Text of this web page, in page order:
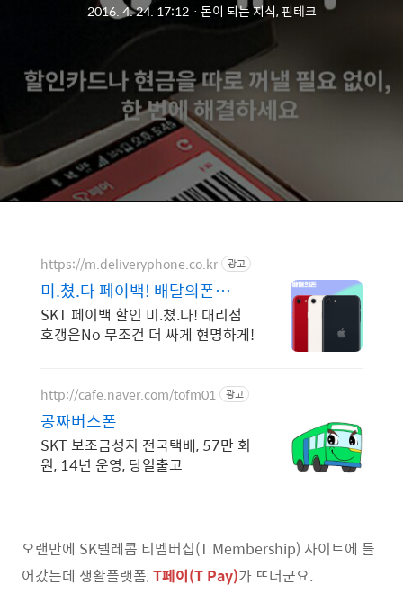
2016. 4. 24. 17:12ㆍ 돈이 되는 지식, 핀테크
https://m.deliveryphone.co.kr 광고
미.쳤.다 페이백! 배달의폰
Secret 비밀지원금!
SKT 페이백 할인 미.쳤.다! 대리점
호갱은No 무조건 더 싸게 현명하게!
http://cafe.naver.com/tofm01 광고
공짜버스폰
SKT 보조금성지 전국택배, 57만 회
원, 14년 운영, 당일출고
오랜만에 SK텔레콤 티멤버십(T Membership) 사이트에 들
어갔는데 생활플랫폼,T페이(T Pay)가 뜨더군요.